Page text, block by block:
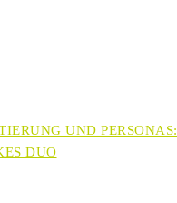
UND PERSONAS:
DUO